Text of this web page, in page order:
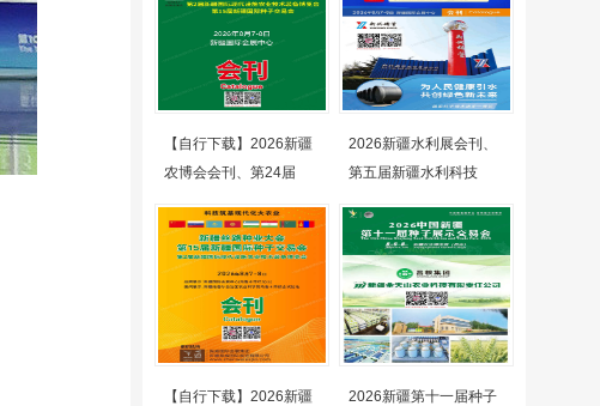
【自行下载】2026新疆
农博会会刊、第24届
2026新疆水利展会刊、
第五届新疆水利科技
【自行下载】2026新疆
2026新疆第十一届种子